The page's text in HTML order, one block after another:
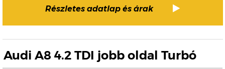
Részletes adatlap és árak
Audi A8 4.2 TDI jobb oldal Turbó